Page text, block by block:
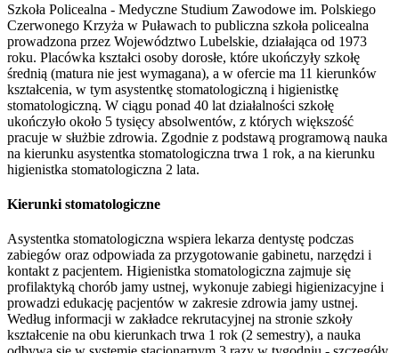
Szkoła Policealna - Medyczne Studium Zawodowe im. Polskiego
Czerwonego Krzyża w Puławach to publiczna szkoła policealna
prowadzona przez Województwo Lubelskie, działająca od 1973
roku. Placówka kształci osoby dorosłe, które ukończyły szkołę
średnią (matura nie jest wymagana), a w ofercie ma 11 kierunków
kształcenia, w tym asystentkę stomatologiczną i higienistkę
stomatologiczną. W ciągu ponad 40 lat działalności szkołę
ukończyło około 5 tysięcy absolwentów, z których większość
pracuje w służbie zdrowia. Zgodnie z podstawą programową nauka
na kierunku asystentka stomatologiczna trwa 1 rok, a na kierunku
higienistka stomatologiczna 2 lata.
Kierunki stomatologiczne
Asystentka stomatologiczna wspiera lekarza dentystę podczas
zabiegów oraz odpowiada za przygotowanie gabinetu, narzędzi i
kontakt z pacjentem. Higienistka stomatologiczna zajmuje się
profilaktyką chorób jamy ustnej, wykonuje zabiegi higienizacyjne i
prowadzi edukację pacjentów w zakresie zdrowia jamy ustnej.
Według informacji w zakładce rekrutacyjnej na stronie szkoły
kształcenie na obu kierunkach trwa 1 rok (2 semestry), a nauka